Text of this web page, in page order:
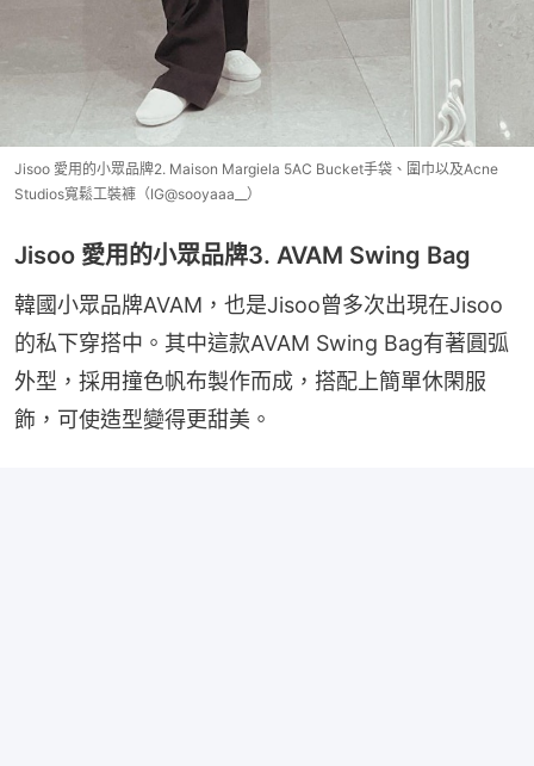
Jisoo 愛用的小眾品牌2. Maison Margiela 5AC Bucket手袋、圍巾以及Acne
Studios寬鬆工裝褲（IG@sooyaaa__）
Jisoo 愛用的小眾品牌3. AVAM Swing Bag
韓國小眾品牌AVAM，也是Jisoo曾多次出現在Jisoo
的私下穿搭中。其中這款AVAM Swing Bag有著圓弧
外型，採用撞色帆布製作而成，搭配上簡單休閑服
飾，可使造型變得更甜美。